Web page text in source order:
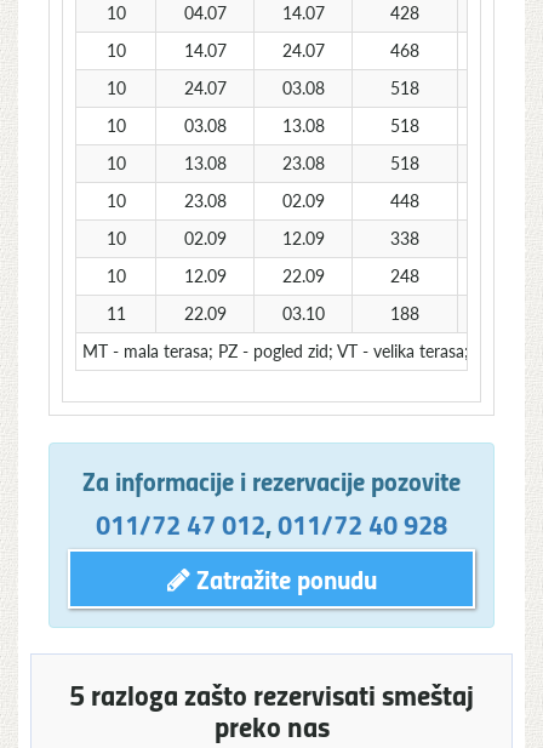
10
04.07 14.07 428
10
14.07 24.07 468
10
24.07 03.08 518
558
10
03.08 13.08 518
558
10
13.08 23.08 518
10
23.08 02.09 448
468
10
02.09 12.09 338
358
10
12.09 22.09 248
11
22.09 03.10 188
MT - mala terasa; PZ - pogled zid; VT - velika terasa; NP -
Za informacije i rezervacije pozovite
011/72 47 012,011/72 40 928
Zatražite ponudu
5 razloga zašto rezervisati smeštaj
preko nas